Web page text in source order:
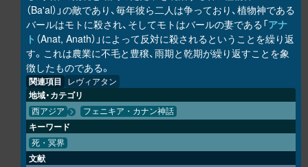
（Ba'al）」の敵であり、毎年彼ら二人は争っており、植物神である
バールはモトに殺され、そしてモトはバールの妻である「アナ
ト （Anat, Anath）」によって反対に殺されるということを繰り返
す。これは農業に不毛と豊穣、雨期と乾期が繰り返すことを象
徴したものである。
関連項目 レヴィアタン
地域・カテゴリ
西アジア フェニキア・カナン神話
キーワード
死・冥界
文献